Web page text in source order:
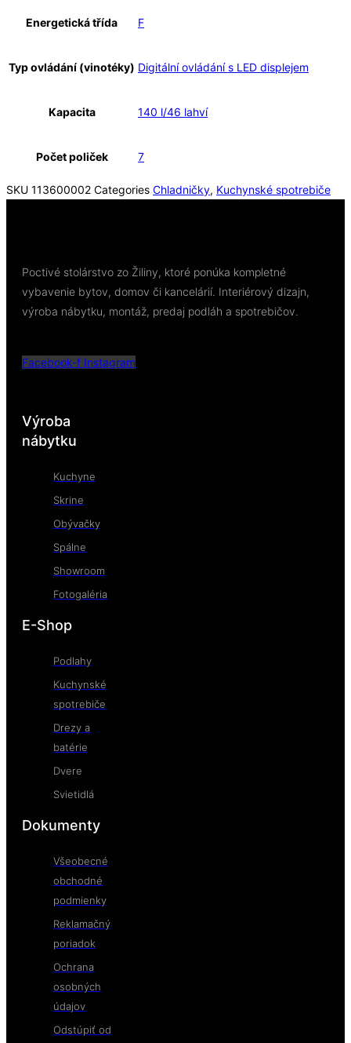
Energetická třída F
Typ ovládání (vinotéky) Digitální ovládání s LED displejem
Kapacita 140 l/46 lahví
Počet poliček 7
SKU 113600002 Categories Chladničky, Kuchynské spotrebiče
Poctivé stolárstvo zo Žiliny, ktoré ponúka kompletné
vybavenie bytov, domov či kancelárií. Interiérový dizajn,
výroba nábytku, montáž, predaj podláh a spotrebičov.
Facebook-f Instagram
Výroba
nábytku
Kuchyne
Skrine
Obývačky
Spálne
Showroom
Fotogaléria
E-Shop
Podlahy
Kuchynské
spotrebiče
Drezy a
batérie
Dvere
Svietidlá
Dokumenty
Všeobecné
obchodné
podmienky
Reklamačný
poriadok
Ochrana
osobných
údajov
Odstúpiť od